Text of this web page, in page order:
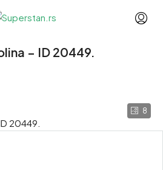
– ID 20449.
8